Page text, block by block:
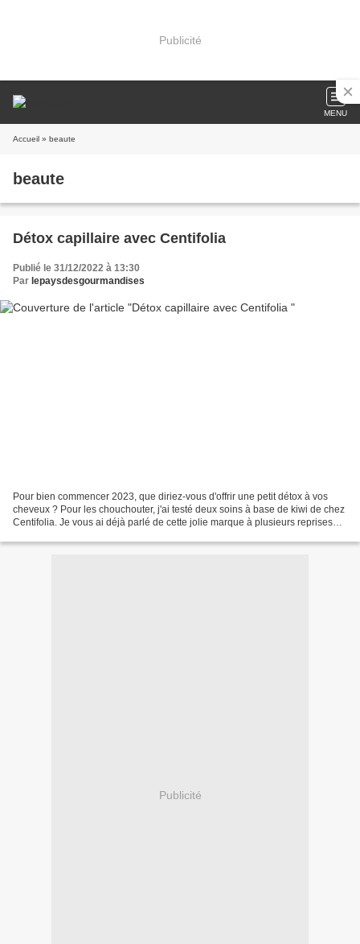
Publicité
MENU
Accueil » beaute
beaute
Détox capillaire avec Centifolia
Publié le 31/12/2022 à 13:30
Par lepaysdesgourmandises
Pour bien commencer 2023, que diriez-vous d'offrir une petit détox à vos
cheveux ? Pour les chouchouter, j'ai testé deux soins à base de kiwi de chez
Centifolia. Je vous ai déjà parlé de cette jolie marque à plusieurs reprises
Publicité